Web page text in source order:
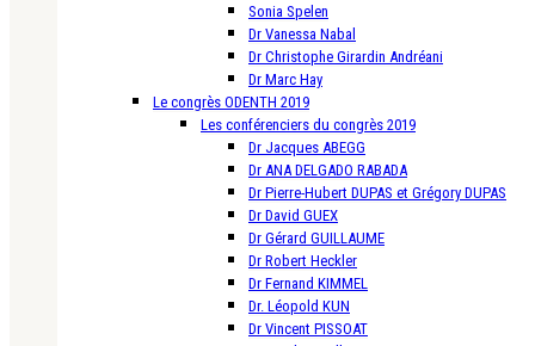
Sonia Spelen
Dr Vanessa Nabal
Dr Christophe Girardin Andréani
Dr Marc Hay
Le congrès ODENTH 2019
Les conférenciers du congrès 2019
Dr Jacques ABEGG
Dr ANA DELGADO RABADA
Dr Pierre-Hubert DUPAS et Grégory DUPAS
Dr David GUEX
Dr Gérard GUILLAUME
Dr Robert Heckler
Dr Fernand KIMMEL
Dr. Léopold KUN
Dr Vincent PISSOAT